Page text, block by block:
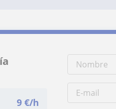
9 €/h